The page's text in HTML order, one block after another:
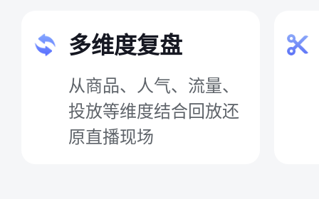
多维度复盘
从商品、人气、流量、
投放等维度结合回放还
原直播现场